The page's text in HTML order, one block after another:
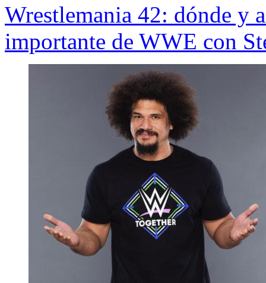
Wrestlemania 42: dónde y
importante de WWE con